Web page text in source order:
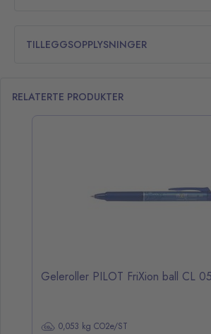
TILLEGGSOPPLYSNINGER
RELATERTE PRODUKTER
Geleroller PILOT FriXion ball CL 05
0,053 kg CO2e/ST